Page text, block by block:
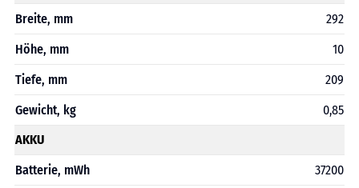
Breite, mm
292
Höhe, mm
10
Tiefe, mm
209
Gewicht, kg
0,85
AKKU
Batterie, mWh
37200